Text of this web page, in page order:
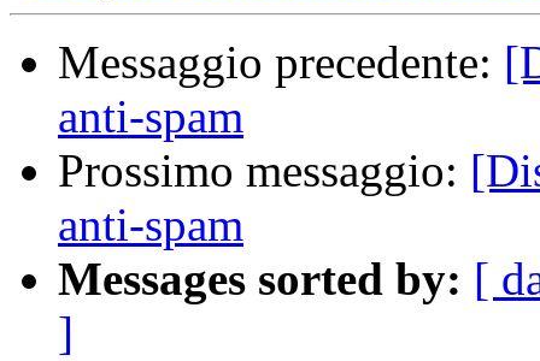
Messaggio precedente:
anti-spam
Prossimo messaggio:
anti-spam
Messages sorted by: [
]